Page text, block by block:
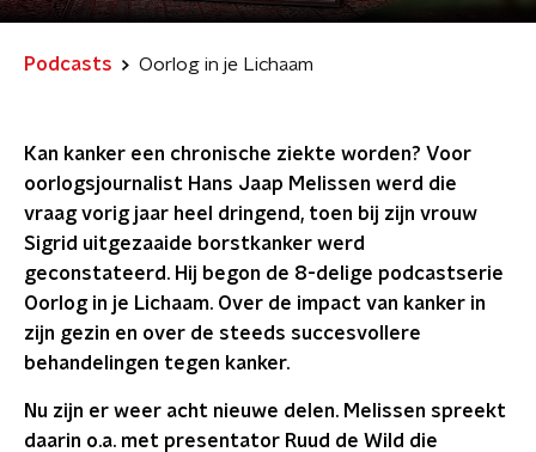
Podcasts Oorlog in je Lichaam
Kan kanker een chronische ziekte worden? Voor
oorlogsjournalist Hans Jaap Melissen werd die
vraag vorig jaar heel dringend, toen bij zijn vrouw
Sigrid uitgezaaide borstkanker werd
geconstateerd. Hij begon de 8-delige podcastserie
Oorlog in je Lichaam. Over de impact van kanker in
zijn gezin en over de steeds succesvollere
behandelingen tegen kanker.
Nu zijn er weer acht nieuwe delen. Melissen spreekt
daarin o.a. met presentator Ruud de Wild die